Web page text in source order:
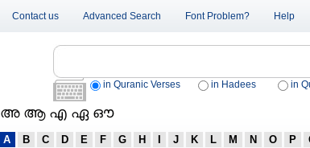
Contact us Advanced Search Font Problem? Help
in Quranic Verses in Hadees in
അ ആ എ ഏ ഔ
A B C D E F G H J K L M N O P